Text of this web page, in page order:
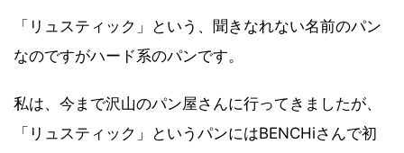
「リュスティック」という、聞きなれない名前のパン
なのですがハード系のパンです。
私は、今まで沢山のパン屋さんに行ってきましたが、
「リュスティック」というパンにはBENCHiさんで初